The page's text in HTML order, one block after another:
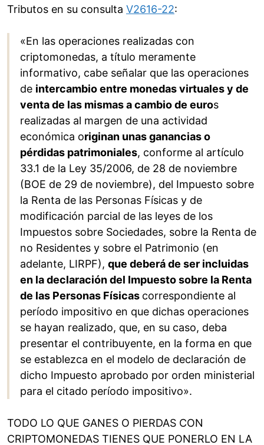
Tributos en su consulta V2616-22:
«En las operaciones realizadas con
criptomonedas, a título meramente
informativo, cabe señalar que las operaciones
de intercambio entre monedas virtuales y de
venta de las mismas a cambio de euros
realizadas al margen de una actividad
económica originan unas ganancias o
pérdidas patrimoniales, conforme al artículo
33.1 de la Ley 35/2006, de 28 de noviembre
(BOE de 29 de noviembre), del Impuesto sobre
la Renta de las Personas Físicas y de
modificación parcial de las leyes de los
Impuestos sobre Sociedades, sobre la Renta de
no Residentes y sobre el Patrimonio (en
adelante, LIRPF), que deberá de ser incluidas
en la declaración del Impuesto sobre la Renta
de las Personas Físicas correspondiente al
período impositivo en que dichas operaciones
se hayan realizado, que, en su caso, deba
presentar el contribuyente, en la forma en que
se establezca en el modelo de declaración de
dicho Impuesto aprobado por orden ministerial
para el citado período impositivo».
TODO LO QUE GANES O PIERDAS CON
CRIPTOMONEDAS TIENES QUE PONERLO EN LA